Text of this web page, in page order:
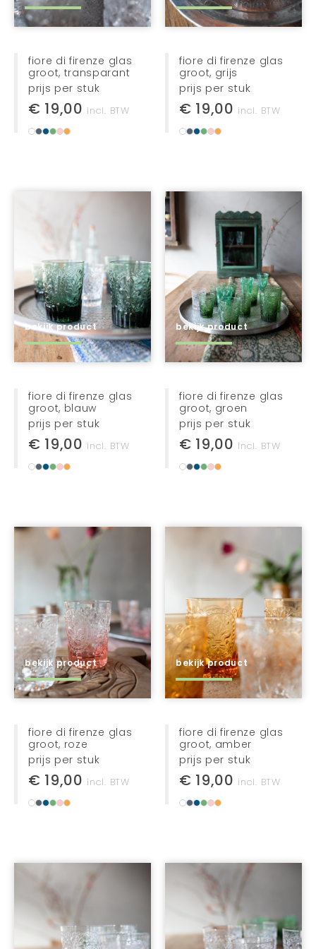
tassen + manden
kids
cadeau's
schrijfgerei
fiore di firenze glas
groot, transparant
prijs per stuk
€ 19,00 incl. BTW
fiore di firenze glas
groot, grijs
prijs per stuk
€ 19,00 incl. BTW
bekijk product
fiore di firenze glas
groot, blauw
prijs per stuk
€ 19,00 incl. BTW
bekijk product
fiore di firenze glas
groot, groen
prijs per stuk
€ 19,00 incl. BTW
bekijk product
fiore di firenze glas
groot, roze
prijs per stuk
€ 19,00 incl. BTW
bekijk product
fiore di firenze glas
groot, amber
prijs per stuk
€ 19,00 incl. BTW